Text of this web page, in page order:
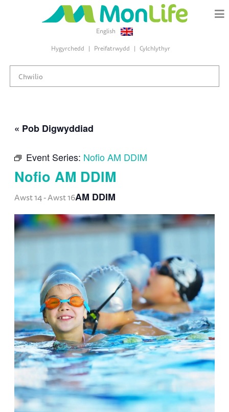
English
Hygyrchedd
Preifatrwydd Cylchlythyr
« Pob Digwyddiad
Event Series: Nofio AM DDIM
Nofio AM DDIM
Awst 14-Awst 16AM DDIM